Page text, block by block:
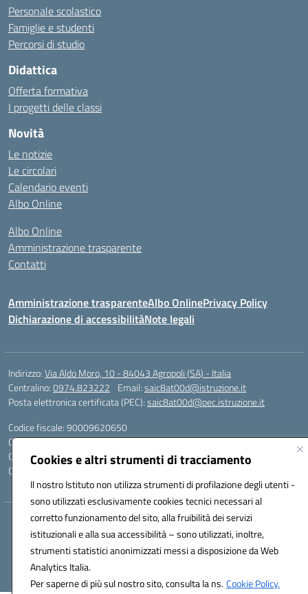
Cookies e altri strumenti di tracciamento
Il nostro Istituto non utilizza strumenti di profilazione degli utenti -
sono utilizzati esclusivamente cookies tecnici necessari al
corretto funzionamento del sito, alla fruibilità dei servizi
istituzionali e alla sua accessibilità – sono utilizzati, inoltre,
strumenti statistici anonimizzati messi a disposizione da Web
Analytics Italia.
Per saperne di più sul nostro sito, consulta la ns.Cookie Policy.
Personale scolastico
Famiglie e studenti
Percorsi di studio
Didattica
Offerta formativa
I progetti delle classi
Novità
Le notizie
Le circolari
Calendario eventi
Albo Online
Albo Online
Amministrazione trasparente
Contatti
Amministrazione trasparenteAlbo OnlinePrivacy Policy
Dichiarazione di accessibilitàNote legali
Indirizzo:Via Aldo Moro, 10 - 84043 Agropoli (SA) - Italia
Centralino:0974.823222 Email:saic8at00d@istruzione.it
Posta elettronica certificata (PEC):saic8at00d@pec.istruzione.it
Codice fiscale: 90009620650
Codice meccanografico:SAIC8AT00D
Codice Indice delle Pubbliche Amministrazioni (IPA): istsc_saic8at00d
Codice unico di fatturazione (CUF): UF1K7E
Hosting & Powered by 3D Solution S.r.l.
Concept & Design by Designers Italia